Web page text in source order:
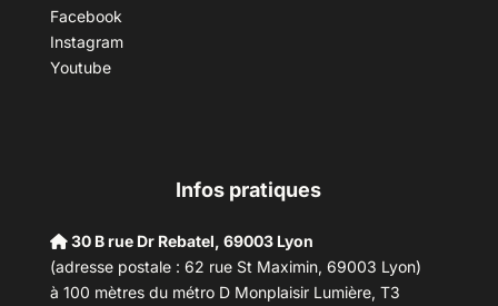
Facebook
Instagram
Youtube
Infos pratiques
30 B rue Dr Rebatel, 69003 Lyon
(adresse postale : 62 rue St Maximin, 69003 Lyon)
à 100 mètres du métro D Monplaisir Lumière, T3